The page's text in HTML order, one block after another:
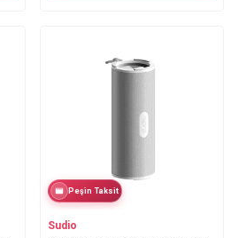
Peşin Taksit
Sudio